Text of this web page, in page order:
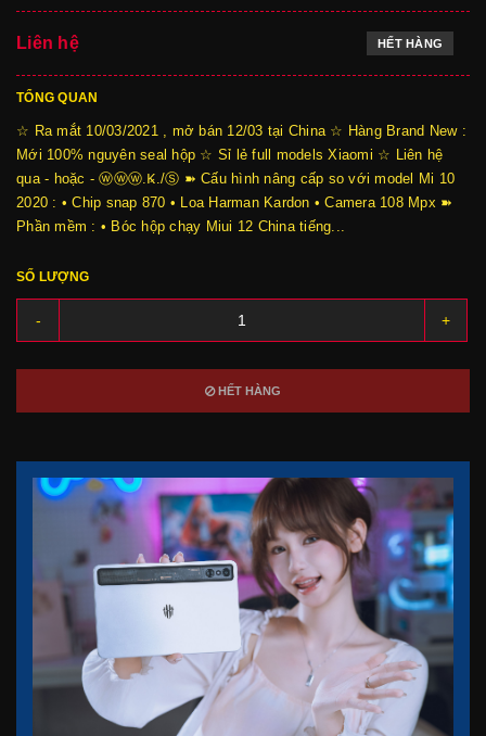
Liên hệ HẾT HÀNG
TỔNG QUAN
☆ Ra mắt 10/03/2021 , mở bán 12/03 tại China ☆ Hàng Brand New :
Mới 100% nguyên seal hộp ☆ Sỉ lẻ full models Xiaomi ☆ Liên hệ
qua - hoặc - ⓦⓦⓦ.Ꝃ./Ⓢ ➽ Cấu hình nâng cấp so với model Mi 10
2020 : • Chip snap 870 • Loa Harman Kardon • Camera 108 Mpx ➽
Phần mềm : • Bóc hộp chạy Miui 12 China tiếng...
SỐ LƯỢNG
- +
HẾT HÀNG